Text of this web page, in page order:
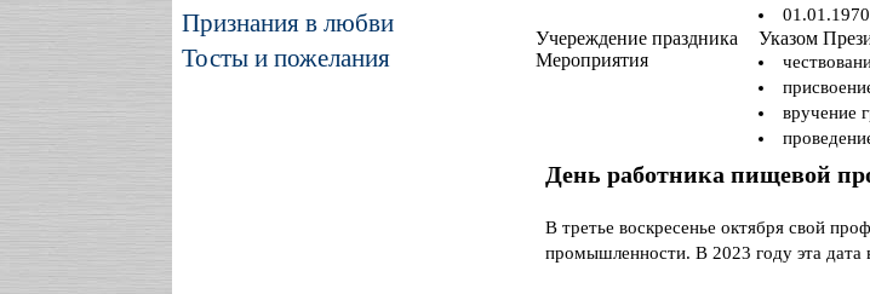
Признания в любви
Тосты и пожелания
01.01.1970
Учереждение праздника
Указом
Мероприятия
вручение
День работника пищевой
В третье воскресенье октября свой
промышленности. В 2023 году эта дата